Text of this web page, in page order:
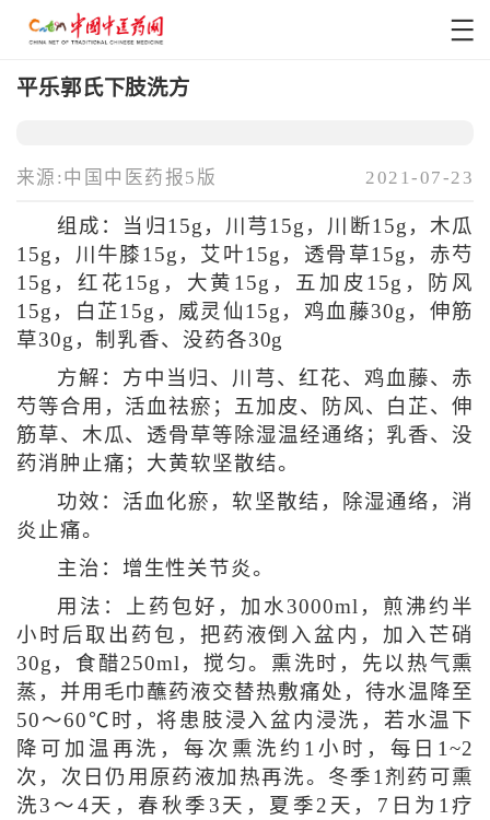
平乐郭氏下肢洗方
来源:中国中医药报5版 2021-07-23
组成：当归15g，川芎15g，川断15g，木瓜
15g，川牛膝15g，艾叶15g，透骨草15g，赤芍
15g，红花15g，大黄15g，五加皮15g，防风
15g，白芷15g，威灵仙15g，鸡血藤30g，伸筋
草30g，制乳香、没药各30g
方解：方中当归、川芎、红花、鸡血藤、赤
芍等合用，活血祛瘀；五加皮、防风、白芷、伸
筋草、木瓜、透骨草等除湿温经通络；乳香、没
药消肿止痛；大黄软坚散结。
功效：活血化瘀，软坚散结，除湿通络，消
炎止痛。
主治：增生性关节炎。
用法：上药包好，加水3000ml，煎沸约半
小时后取出药包，把药液倒入盆内，加入芒硝
30g，食醋250ml，搅匀。熏洗时，先以热气熏
蒸，并用毛巾蘸药液交替热敷痛处，待水温降至
50～60℃时，将患肢浸入盆内浸洗，若水温下
降可加温再洗，每次熏洗约1小时，每日1~2
次，次日仍用原药液加热再洗。冬季1剂药可熏
洗3～4天，春秋季3天，夏季2天，7日为1疗